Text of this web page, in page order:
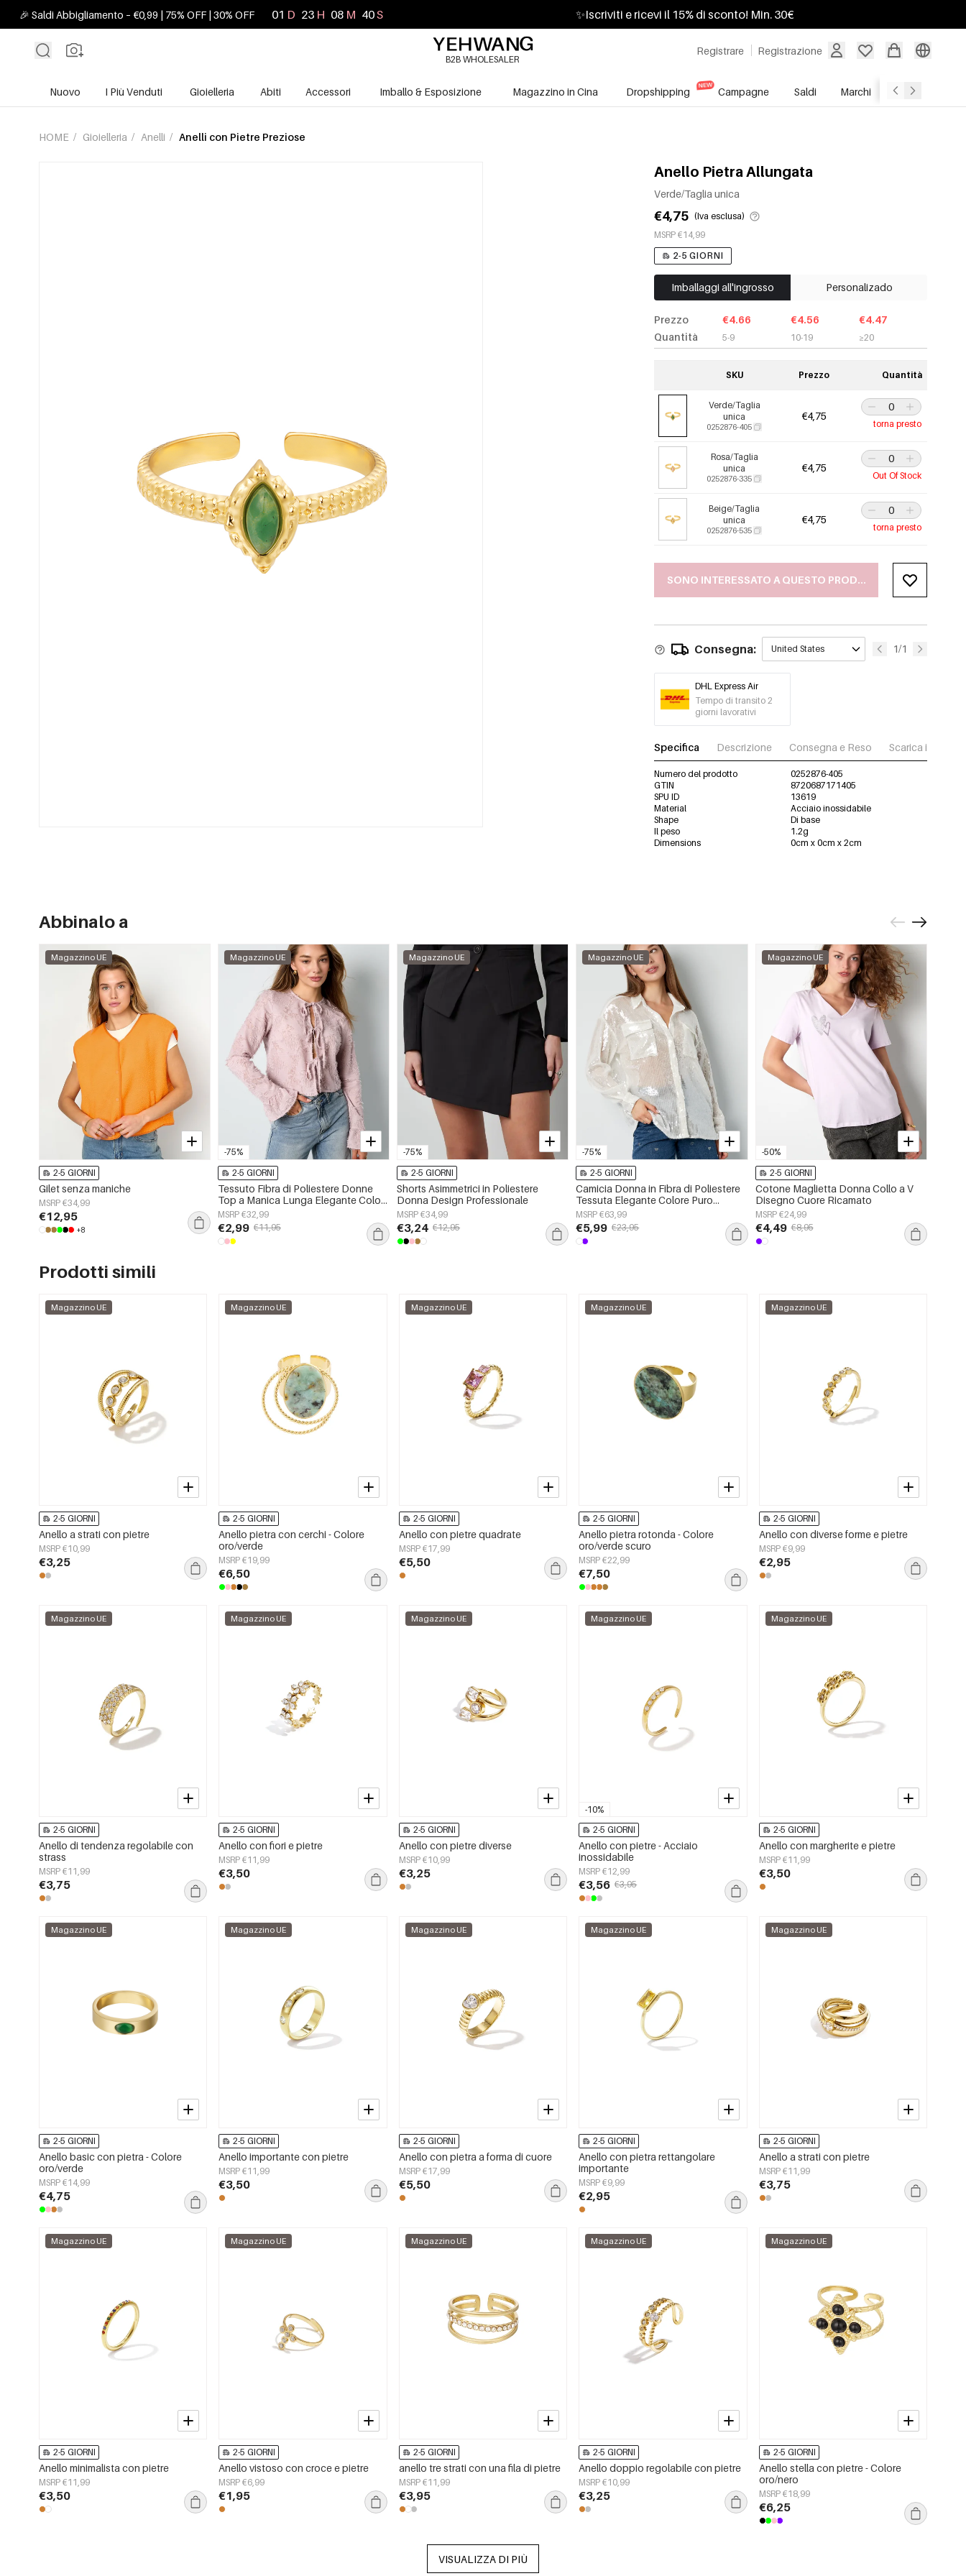
🎉 Saldi Abbigliamento – €0,99 | 75% OFF | 30% OFF 01 D 23 H 08 M 38S ✨Iscriviti e ricevi il 15% di sconto! Min. 30€
Registrare Registrazione
B2B WHOLESALER
Nuovo I Più Venduti Gioielleria Abiti Accessori Imballo & Esposizione Magazzino in Cina Dropshipping Campagne Saldi Marchi Servizio
HOME / Gioielleria / Anelli / Anelli con Pietre Preziose
Anello Pietra Allungata
Verde/Taglia unica
€4,75 (Iva esclusa)
MSRP €14,99
2-5 GIORNI
Imballaggi all'ingrosso Personalizado
Prezzo
Quantità
€4.66
5-9
€4.56
10-19
€4.47
≥20
SKU Prezzo Quantità
Verde/Taglia
unica
0252876-405
€4,75
torna presto
Rosa/Taglia
unica
0252876-335
€4,75
Out Of Stock
Beige/Taglia
unica
0252876-535
€4,75
torna presto
SONO INTERESSATO A QUESTO PRODOTTO
Consegna: United States 1/1
DHL Express Air
Tempo di transito 2
giorni lavorativi
Specifica Descrizione Consegna e Reso Scarica immagini
Numero del prodotto
0252876-405
GTIN
8720687171405
SPU ID
13619
Material
Acciaio inossidabile
Shape
Di base
Il peso
1.2g
Dimensions
0cm x 0cm x 2cm
Abbinalo a
Magazzino UE
2-5 GIORNI
Gilet senza maniche
MSRP €34,99
€12,95
+8
-75%
Magazzino UE
2-5 GIORNI
Tessuto Fibra di Poliestere Donne
Top a Manica Lunga Elegante Colore
Puro Primavera/Estate
MSRP €32,99
€2,99 €11,95
-75%
Magazzino UE
2-5 GIORNI
Shorts Asimmetrici in Poliestere
Donna Design Professionale
MSRP €34,99
€3,24 €12,95
-75%
Magazzino UE
2-5 GIORNI
Camicia Donna in Fibra di Poliestere
Tessuta Elegante Colore Puro
Primavera/Estate
MSRP €63,99
€5,99 €23,95
-50%
Magazzino UE
2-5 GIORNI
Cotone Maglietta Donna Collo a V
Disegno Cuore Ricamato
MSRP €24,99
€4,49 €8,95
Prodotti simili
Magazzino UE
2-5 GIORNI
Anello a strati con pietre
MSRP €10,99
€3,25
Magazzino UE
2-5 GIORNI
Anello pietra con cerchi - Colore
oro/verde
MSRP €19,99
€6,50
Magazzino UE
2-5 GIORNI
Anello con pietre quadrate
MSRP €17,99
€5,50
Magazzino UE
2-5 GIORNI
Anello pietra rotonda - Colore
oro/verde scuro
MSRP €22,99
€7,50
Magazzino UE
2-5 GIORNI
Anello con diverse forme e pietre
MSRP €9,99
€2,95
Magazzino UE
2-5 GIORNI
Anello di tendenza regolabile con
strass
MSRP €11,99
€3,75
Magazzino UE
2-5 GIORNI
Anello con fiori e pietre
MSRP €11,99
€3,50
Magazzino UE
2-5 GIORNI
Anello con pietre diverse
MSRP €10,99
€3,25
-10%
Magazzino UE
2-5 GIORNI
Anello con pietre - Acciaio
inossidabile
MSRP €12,99
€3,56 €3,95
Magazzino UE
2-5 GIORNI
Anello con margherite e pietre
MSRP €11,99
€3,50
Magazzino UE
2-5 GIORNI
Anello basic con pietra - Colore
oro/verde
MSRP €14,99
€4,75
Magazzino UE
2-5 GIORNI
Anello importante con pietre
MSRP €11,99
€3,50
Magazzino UE
2-5 GIORNI
Anello con pietra a forma di cuore
MSRP €17,99
€5,50
Magazzino UE
2-5 GIORNI
Anello con pietra rettangolare
importante
MSRP €9,99
€2,95
Magazzino UE
2-5 GIORNI
Anello a strati con pietre
MSRP €11,99
€3,75
Magazzino UE
2-5 GIORNI
Anello minimalista con pietre
MSRP €11,99
€3,50
Magazzino UE
2-5 GIORNI
Anello vistoso con croce e pietre
MSRP €6,99
€1,95
Magazzino UE
2-5 GIORNI
anello tre strati con una fila di pietre
MSRP €11,99
€3,95
Magazzino UE
2-5 GIORNI
Anello doppio regolabile con pietre
MSRP €10,99
€3,25
Magazzino UE
2-5 GIORNI
Anello stella con pietre - Colore
oro/nero
MSRP €18,99
€6,25
VISUALIZZA DI PIÙ